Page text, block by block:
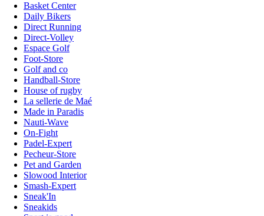
Basket Center
Daily Bikers
Direct Running
Direct-Volley
Espace Golf
Foot-Store
Golf and co
Handball-Store
House of rugby
La sellerie de Maé
Made in Paradis
Nauti-Wave
On-Fight
Padel-Expert
Pecheur-Store
Pet and Garden
Slowood Interior
Smash-Expert
Sneak'In
Sneakids